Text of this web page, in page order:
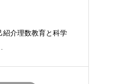
紹介理数教育と科学